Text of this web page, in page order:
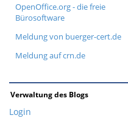
OpenOffice.org - die freie
Bürosoftware
Meldung von buerger-cert.de
Meldung auf crn.de
Verwaltung des Blogs
Login